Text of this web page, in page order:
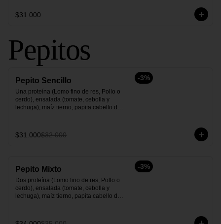
$31.000
Pepitos
-3%
Pepito Sencillo
Una proteína (Lomo fino de res, Pollo o
cerdo), ensalada (tomate, cebolla y
lechuga), maíz tierno, papita cabello de
$31.000$32.000
-3%
Pepito Mixto
Dos proteína (Lomo fino de res, Pollo o
cerdo), ensalada (tomate, cebolla y
lechuga), maíz tierno, papita cabello de